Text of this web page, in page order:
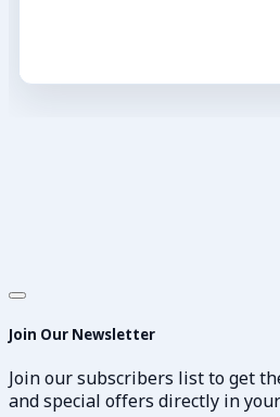
Join Our Newsletter
Join our subscribers list to get
and special offers directly in